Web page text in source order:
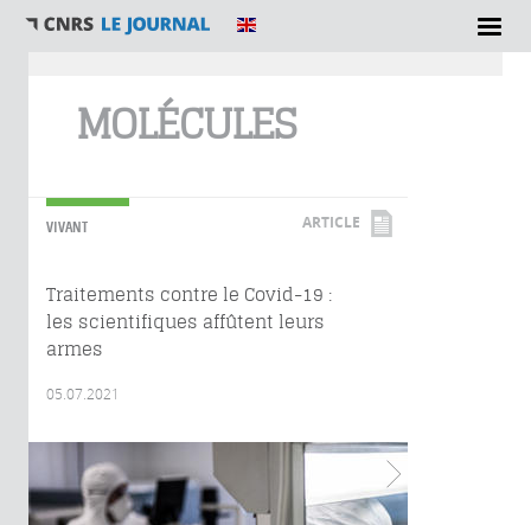
MOLÉCULES
VIVANT ARTICLE
Traitements contre le Covid-19 :
les scientifiques affûtent leurs
armes
05.07.2021